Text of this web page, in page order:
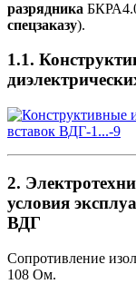
разрядника
спецзаказу).
1.1.
2.
условия
ВДГ
Сопротивление
108 Ом.